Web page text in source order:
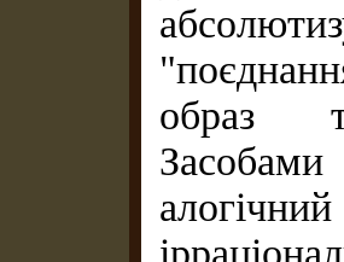
образ